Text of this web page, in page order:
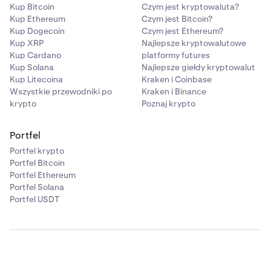
Kup Bitcoin
Kup Ethereum
Kup Dogecoin
Kup XRP
Kup Cardano
Kup Solana
Kup Litecoina
Wszystkie przewodniki po
krypto
Czym jest kryptowaluta?
Czym jest Bitcoin?
Czym jest Ethereum?
Najlepsze kryptowalutowe
platformy futures
Najlepsze giełdy kryptowalut
Kraken i Coinbase
Kraken i Binance
Poznaj krypto
Portfel
Portfel krypto
Portfel Bitcoin
Portfel Ethereum
Portfel Solana
Portfel USDT